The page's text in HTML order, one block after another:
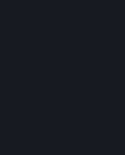
O Steam pode disponibilizar um
sua Conta (a “Carteira Steam”).
uma conta de banco nem
pagamento. Ela funciona como
pedir Conteúdo e Serviços. Você
sua Carteira Steam até a um
determinado pela Valve, por
pago, código promocional ou
pagamento aceito pelo Steam.
(vinte e quatro) horas, o
sua Carteira Steam, mais o
Carteira Steam, no total, não
o respectivo equivalente em sua
tentativas de depósitos em sua
excederem esse limite poderão
Carteira Steam até que sua
limite. A Valve pode, ao longo do
estabelecer diferentes limites de